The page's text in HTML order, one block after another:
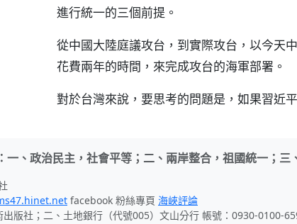
進行統一的三個前提。
從中國大陸庭議攻台，到實際攻台，以今天
花費兩年的時間，來完成攻台的海軍部署。
對於台灣來說，要思考的問題是，如果習近
一、政治民主，社會平等；二、兩岸整合，祖國統一；三
facebook 粉絲專頁 海峽評論
版社；二、土地銀行（代號005）文山分行 帳號：0930-0100-